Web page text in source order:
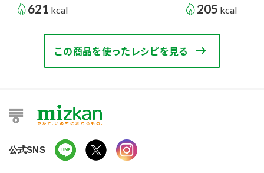
621 kcal 205 kcal
この商品を使ったレシピを見る
公式SNS